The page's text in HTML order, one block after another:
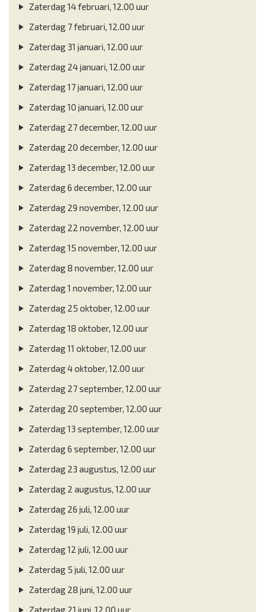
Zaterdag 14 februari, 12.00 uur
Zaterdag 7 februari, 12.00 uur
Zaterdag 31 januari, 12.00 uur
Zaterdag 24 januari, 12.00 uur
Zaterdag 17 januari, 12.00 uur
Zaterdag 10 januari, 12.00 uur
Zaterdag 27 december, 12.00 uur
Zaterdag 20 december, 12.00 uur
Zaterdag 13 december, 12.00 uur
Zaterdag 6 december, 12.00 uur
Zaterdag 29 november, 12.00 uur
Zaterdag 22 november, 12.00 uur
Zaterdag 15 november, 12.00 uur
Zaterdag 8 november, 12.00 uur
Zaterdag 1 november, 12.00 uur
Zaterdag 25 oktober, 12.00 uur
Zaterdag 18 oktober, 12.00 uur
Zaterdag 11 oktober, 12.00 uur
Zaterdag 4 oktober, 12.00 uur
Zaterdag 27 september, 12.00 uur
Zaterdag 20 september, 12.00 uur
Zaterdag 13 september, 12.00 uur
Zaterdag 6 september, 12.00 uur
Zaterdag 23 augustus, 12.00 uur
Zaterdag 2 augustus, 12.00 uur
Zaterdag 26 juli, 12.00 uur
Zaterdag 19 juli, 12.00 uur
Zaterdag 12 juli, 12.00 uur
Zaterdag 5 juli, 12.00 uur
Zaterdag 28 juni, 12.00 uur
Zaterdag 21 juni, 12.00 uur